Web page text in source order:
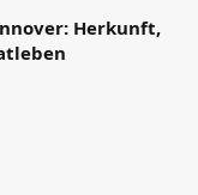
Herkunft,